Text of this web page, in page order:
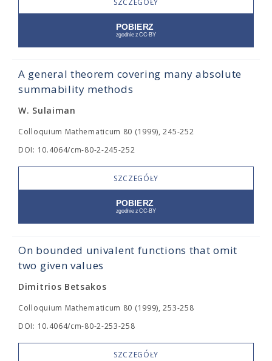
SZCZEGÓŁY
A general theorem covering many absolute
summability methods
W. Sulaiman
Colloquium Mathematicum 80 (1999), 245-252
DOI: 10.4064/cm-80-2-245-252
SZCZEGÓŁY
On bounded univalent functions that omit
two given values
Dimitrios Betsakos
Colloquium Mathematicum 80 (1999), 253-258
DOI: 10.4064/cm-80-2-253-258
SZCZEGÓŁY